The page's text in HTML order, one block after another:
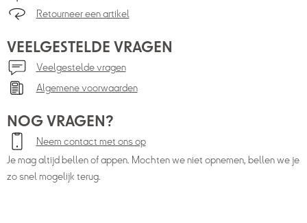
Retourneer een artikel
VEELGESTELDE VRAGEN
Veelgestelde vragen
Algemene voorwaarden
NOG VRAGEN?
Neem contact met ons op
Je mag altijd bellen of appen. Mochten we niet opnemen, bellen we je
zo snel mogelijk terug.